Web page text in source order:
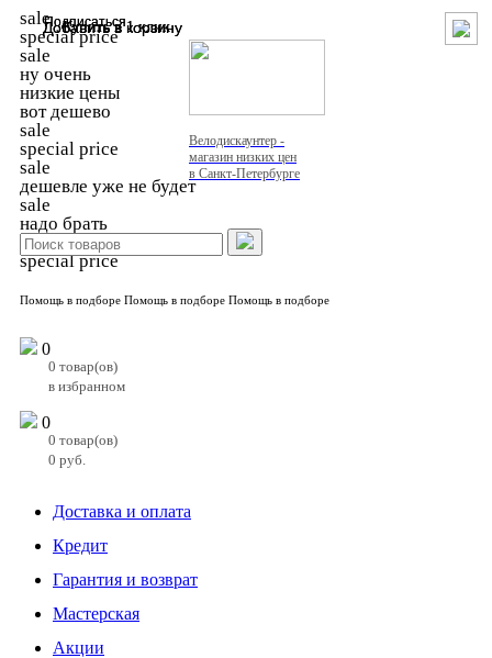
sale
special price
sale
ну очень
низкие цены
вот дешево
sale
special price
sale
дешевле уже не будет
sale
надо брать
sale
special price
Доставка и оплата
Кредит
Гарантия и возврат
Мастерская
Акции
Велодискаунтер -
магазин низких цен
в Санкт-Петербурге
Помощь в подборе Помощь в подборе Помощь в подборе
0
0 товар(ов)
в избранном
0
0 товар(ов)
0 руб.
Добавить в корзину
Добавить в корзину
Купить в 1 клик
Купить в 1 клик
Подписаться
Подписаться